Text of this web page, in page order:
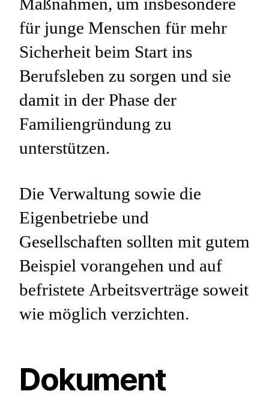
für junge Menschen für mehr
Sicherheit beim Start ins
Berufsleben zu sorgen und sie
damit in der Phase der
Familiengründung zu
unterstützen.
Die Verwaltung sowie die
Eigenbetriebe und
Gesellschaften sollten mit gutem
Beispiel vorangehen und auf
befristete Arbeitsverträge soweit
wie möglich verzichten.
Dokument